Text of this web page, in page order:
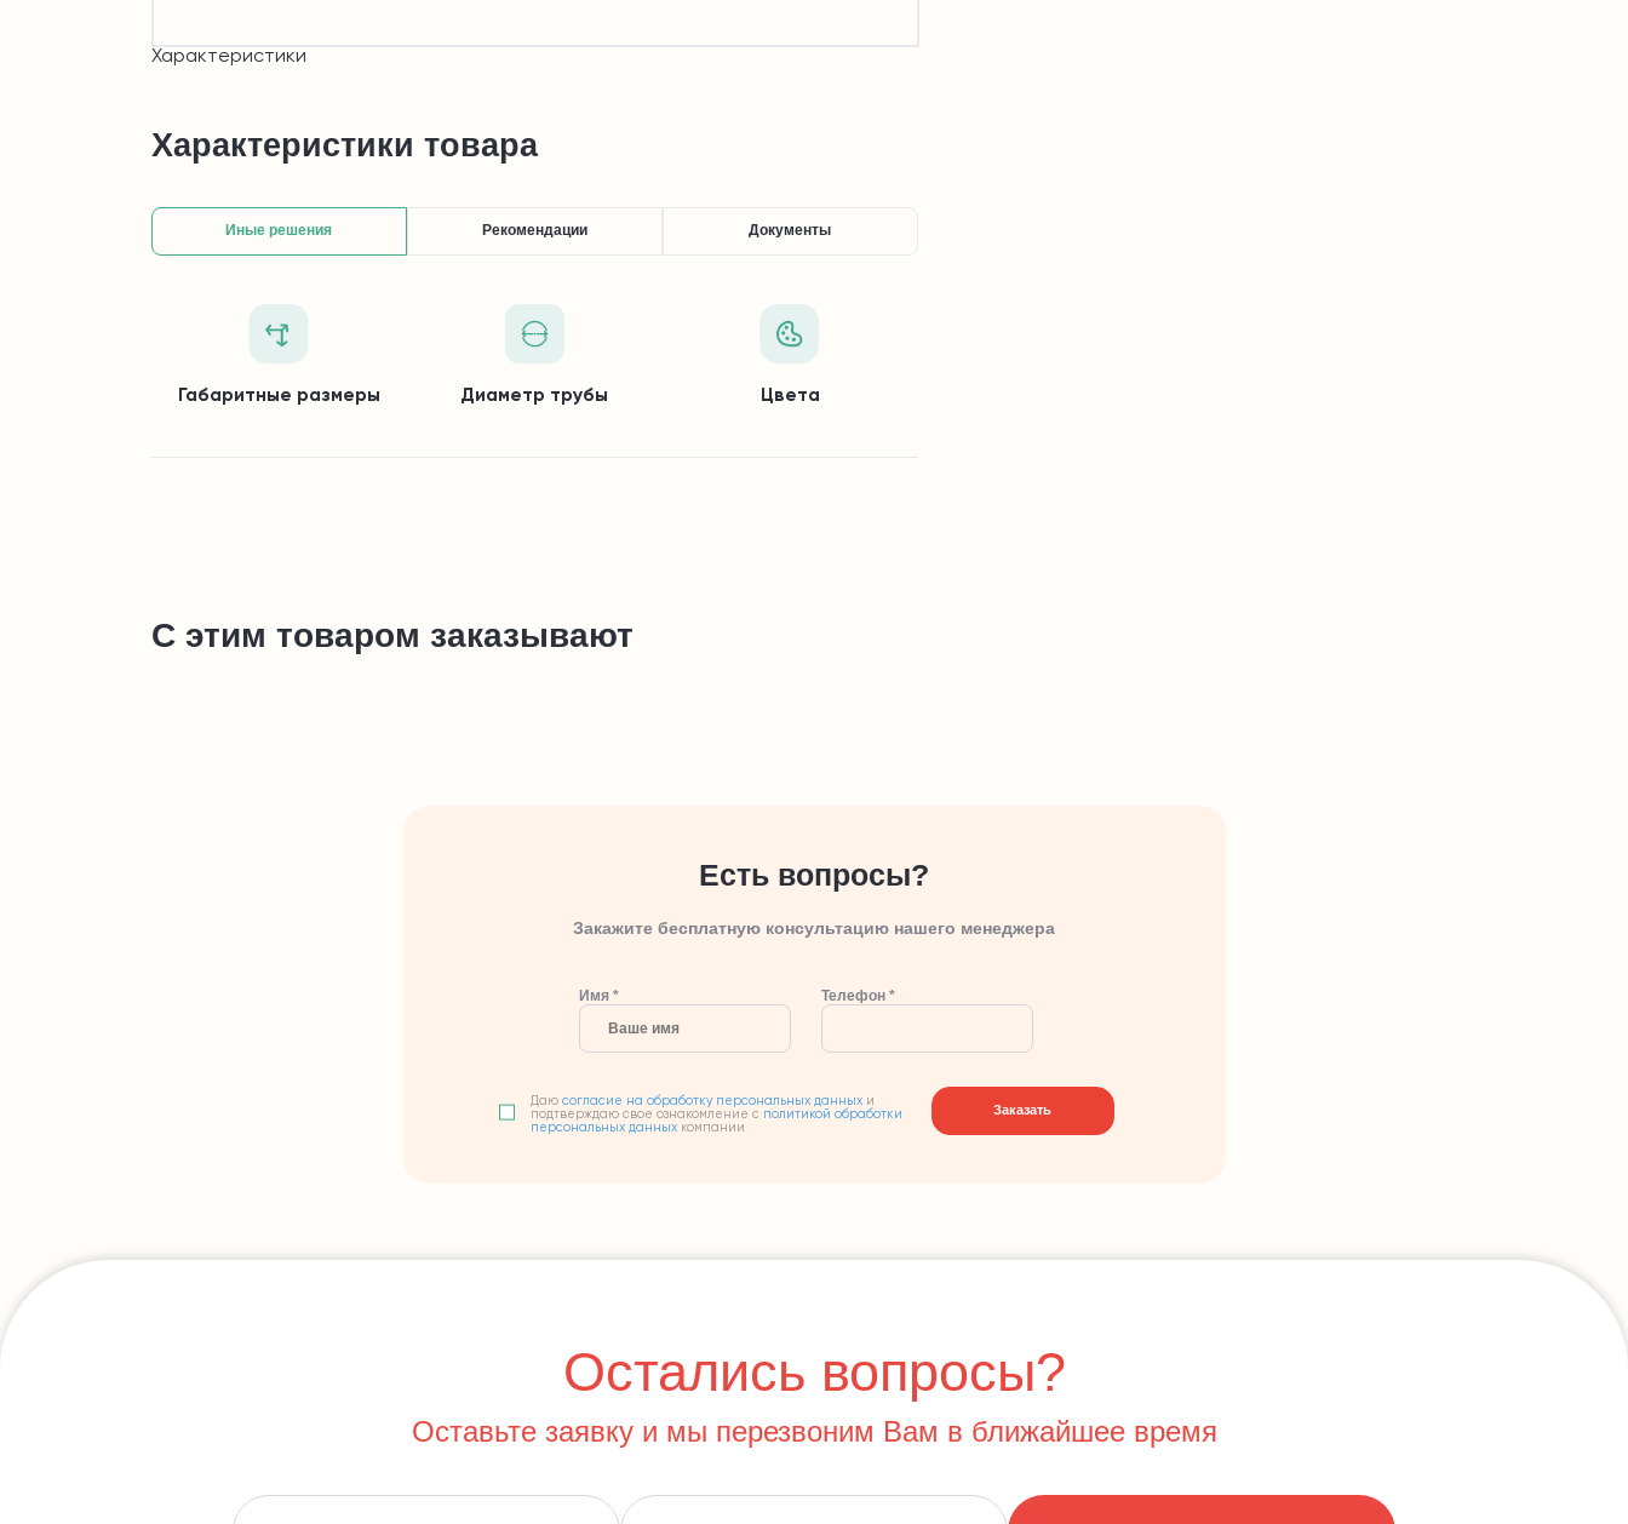
Характеристики
Характеристики товара
Иные решения Рекомендации Документы
Габаритные размеры Диаметр трубы Цвета
С этим товаром заказывают
Есть вопросы?
Закажите бесплатную консультацию нашего менеджера
Имя * Телефон *
Даю согласие на обработку персональных данных и
подтверждаю свое ознакомление с политикой обработки
персональных данных компании
Заказать
Остались вопросы?
Оставьте заявку и мы перезвоним Вам в ближайшее время